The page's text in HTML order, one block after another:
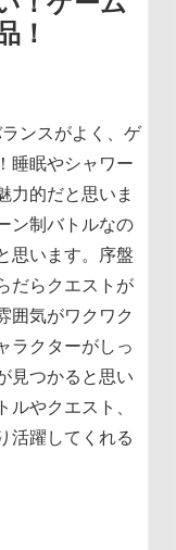
！
ンスがよく、ゲ
睡眠やシャワー
力的だと思いま
ン制バトルなの
思います。序盤
だらクエストが
囲気がワクワク
ラクターがしっ
見つかると思い
ルやクエスト、
活躍してくれる